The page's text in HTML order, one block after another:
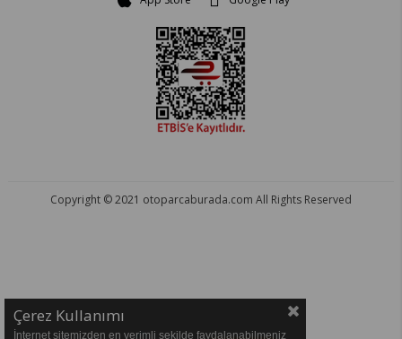
Copyright © 2021 otoparcaburada.com All Rights Reserved
Çerez Kullanımı
İnternet sitemizden en verimli şekilde faydalanabilmeniz